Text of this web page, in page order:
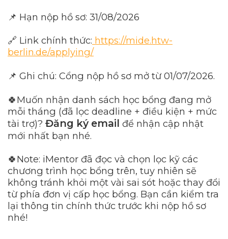
📌 Hạn nộp hồ sơ: 31/08/2026
🔗 Link chính thức: https://mide.htw-
berlin.de/applying/
📌 Ghi chú: Cổng nộp hồ sơ mở từ 01/07/2026.
🍀Muốn nhận danh sách học bổng đang mở
mỗi tháng (đã lọc deadline + điều kiện + mức
tài trợ)? Đăng ký email để nhận cập nhật
mới nhất bạn nhé.
🍀Note: iMentor đã đọc và chọn lọc kỹ các
chương trình học bổng trên, tuy nhiên sẽ
không tránh khỏi một vài sai sót hoặc thay đổi
từ phía đơn vị cấp học bổng. Bạn cần kiểm tra
lại thông tin chính thức trước khi nộp hồ sơ
nhé!